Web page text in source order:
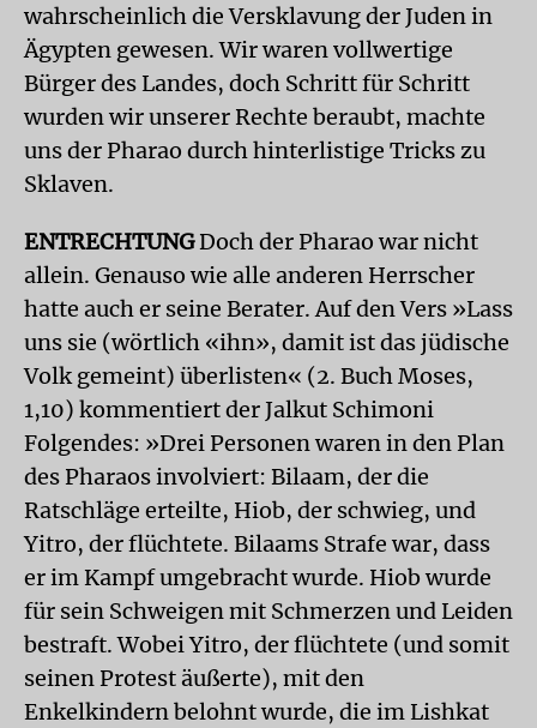
wahrscheinlich die Versklavung der Juden in
Ägypten gewesen. Wir waren vollwertige
Bürger des Landes, doch Schritt für Schritt
wurden wir unserer Rechte beraubt, machte
uns der Pharao durch hinterlistige Tricks zu
Sklaven.
ENTRECHTUNGDoch der Pharao war nicht
allein. Genauso wie alle anderen Herrscher
hatte auch er seine Berater. Auf den Vers »Lass
uns sie (wörtlich «ihn», damit ist das jüdische
Volk gemeint) überlisten« (2. Buch Moses,
1,10) kommentiert der Jalkut Schimoni
Folgendes: »Drei Personen waren in den Plan
des Pharaos involviert: Bilaam, der die
Ratschläge erteilte, Hiob, der schwieg, und
Yitro, der flüchtete. Bilaams Strafe war, dass
er im Kampf umgebracht wurde. Hiob wurde
für sein Schweigen mit Schmerzen und Leiden
bestraft. Wobei Yitro, der flüchtete (und somit
seinen Protest äußerte), mit den
Enkelkindern belohnt wurde, die im Lishkat